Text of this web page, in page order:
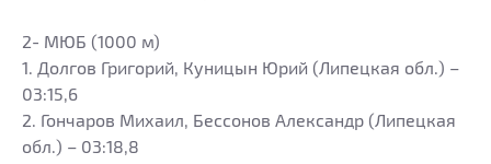
2- МЮБ (1000 м)
1. Долгов Григорий, Куницын Юрий (Липецкая обл.) –
03:15,6
2. Гончаров Михаил, Бессонов Александр (Липецкая
обл.) – 03:18,8